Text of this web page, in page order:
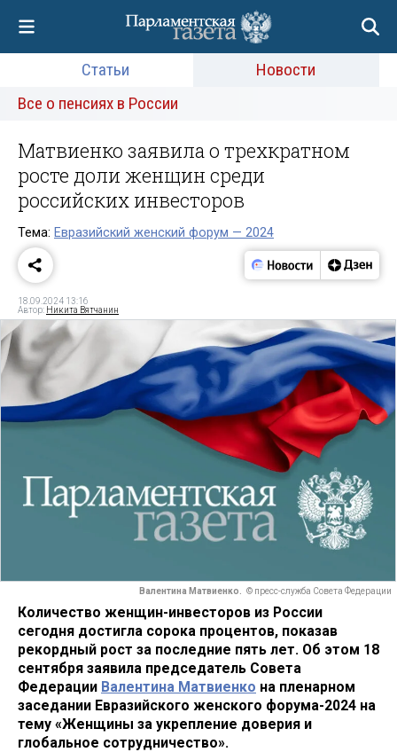
Статьи
Новости
Все о пенсиях в России
Матвиенко заявила о трехкратном
росте доли женщин среди
российских инвесторов
Тема: Евразийский женский форум — 2024
18.09.2024 13:16
Автор: Никита Вятчанин
Валентина Матвиенко. © пресс-служба Совета Федерации
Количество женщин-инвесторов из России
сегодня достигла сорока процентов, показав
рекордный рост за последние пять лет. Об этом 18
сентября заявила председатель Совета
Федерации Валентина Матвиенко на пленарном
заседании Евразийского женского форума-2024 на
тему «Женщины за укрепление доверия и
глобальное сотрудничество».